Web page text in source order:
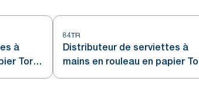
à
Tork
84TR
Distributeur de serviettes à
mains en rouleau en papier
Fumée H21